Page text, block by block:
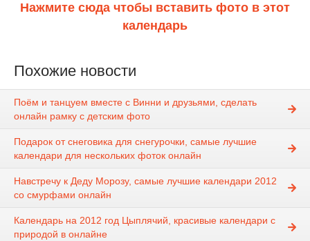
Нажмите сюда чтобы вставить фото в этот
календарь
Похожие новости
Поём и танцуем вместе с Винни и друзьями, сделать
онлайн рамку с детским фото
Подарок от снеговика для снегурочки, самые лучшие
календари для нескольких фоток онлайн
Навстречу к Деду Морозу, самые лучшие календари 2012
со смурфами онлайн
Календарь на 2012 год Цыплячий, красивые календари с
природой в онлайне